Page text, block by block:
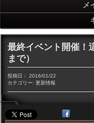
メ
最終イベント開催！
まで）
投稿日：
2016/01/22
カテゴリー: 更新情報